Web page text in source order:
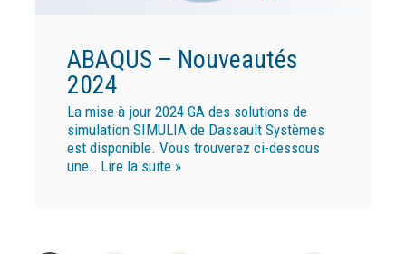
ABAQUS – Nouveautés
2024
La mise à jour 2024 GA des solutions de
simulation SIMULIA de Dassault Systèmes
est disponible. Vous trouverez ci-dessous
une… Lire la suite »